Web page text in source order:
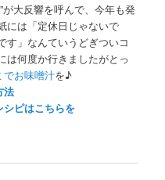
が大反響を呼んで、今年も発
には「定休日じゃないで
す」なんていうどぎついコ
は何度か行きましたがとっ
でお味噌汁を♪
法
ピはこちらを